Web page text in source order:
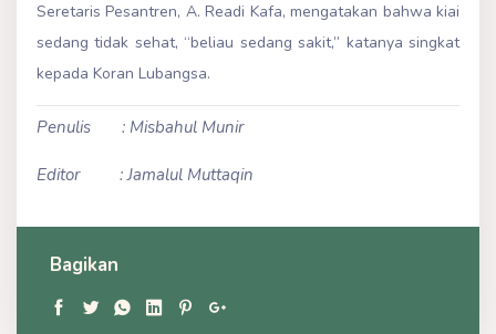
Seretaris Pesantren, A. Readi Kafa, mengatakan bahwa kiai
sedang tidak sehat, “beliau sedang sakit,” katanya singkat
kepada Koran Lubangsa.
Penulis : Misbahul Munir
Editor : Jamalul Muttaqin
Bagikan